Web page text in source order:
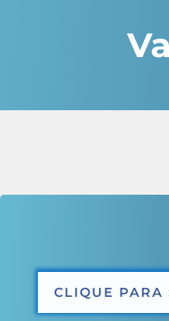
CLIQUE PARA